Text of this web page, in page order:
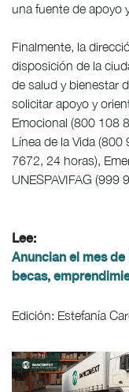
una fuente de apoyo
Finalmente, la
disposición de la
de salud y bienestar
solicitar apoyo y
Emocional (800 108
Línea de la Vida
7672, 24 horas),
UNESPAVIFAG (999
Lee:
Anuncian el mes
becas,
Edición: Estefanía